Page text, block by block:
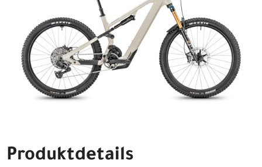
Produktdetails